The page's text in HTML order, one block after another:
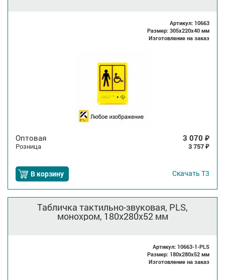
Артикул: 10663
Размер: 305x220x40 мм
Изготовление на заказ
Оптовая 3 070 ₽
Розница 3 757 ₽
В корзину Скачать Т3
Табличка тактильно-звуковая, PLS,
монохром, 180x280x52 мм
Артикул: 10663-1-PLS
Размер: 180x280x52 мм
Изготовление на заказ